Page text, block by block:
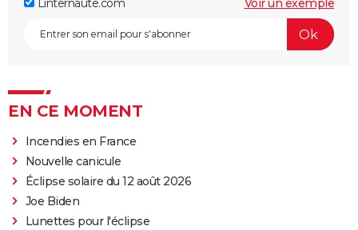
Linternaute.com Voir un exemple
EN CE MOMENT
Incendies en France
Nouvelle canicule
Éclipse solaire du 12 août 2026
Joe Biden
Lunettes pour l'éclipse